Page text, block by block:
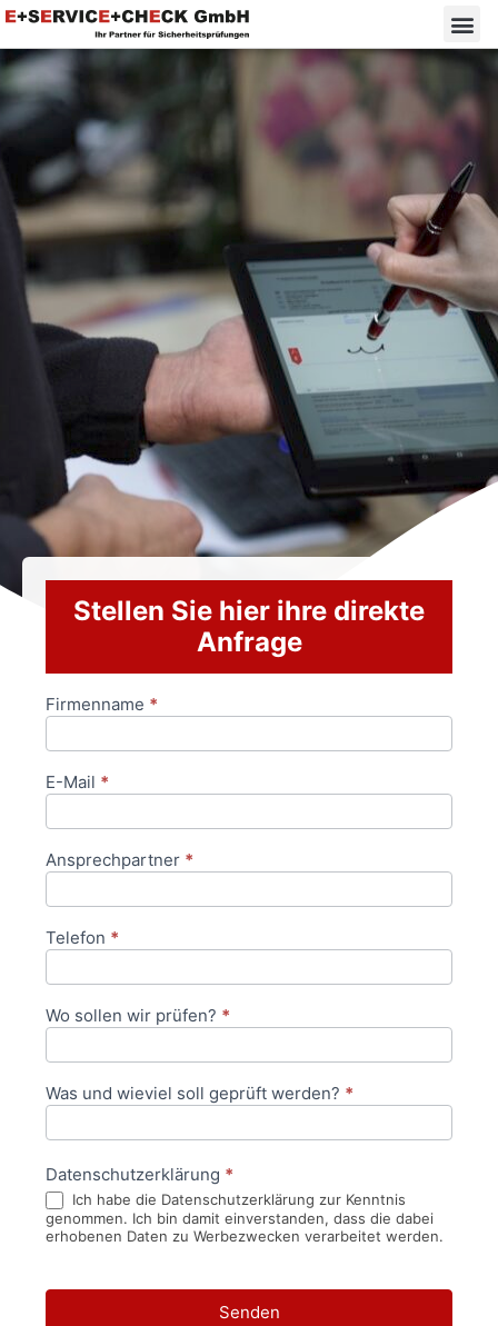
Stellen Sie hier ihre direkte
Anfrage
Anfrageformular
Firmenname *
E-Mail *
Ansprechpartner *
Telefon *
Wo sollen wir prüfen? *
Was und wieviel soll geprüft werden? *
Datenschutzerklärung *
Ich habe die Datenschutzerklärung zur Kenntnis
genommen. Ich bin damit einverstanden, dass die dabei
erhobenen Daten zu Werbezwecken verarbeitet werden.
Senden